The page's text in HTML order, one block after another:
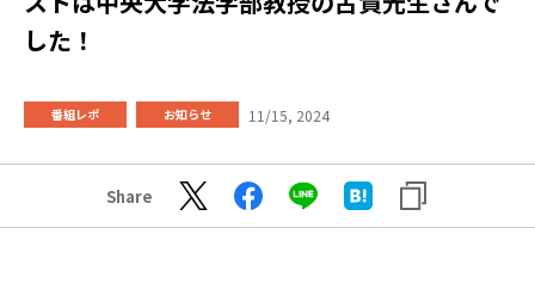
した！
番組レポ お知らせ 11/15, 2024
Share